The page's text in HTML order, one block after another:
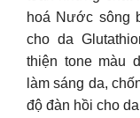
hoá Nước sông
cho da
thiện tone màu
làm sáng da,
độ đàn hồi cho